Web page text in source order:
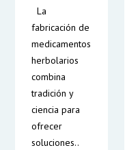
La
fabricación de
medicamentos
herbolarios
combina
tradición y
ciencia para
ofrecer
soluciones..